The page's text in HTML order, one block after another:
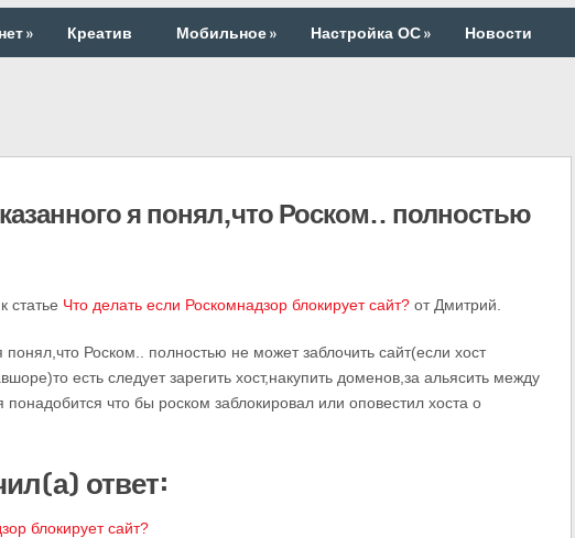
» Креатив Мобильное» Настройка ОС» Новости
я понял,что Роском.. полностью
статье Что делать если Роскомнадзор блокирует сайт? от Дмитрий.
понял,что Роском.. полностью не может заблочить сайт(если хост
есть следует зарегить хост,накупить доменов,за альясить между
что бы роском заблокировал или оповестил хоста о
ответ:
блокирует сайт?